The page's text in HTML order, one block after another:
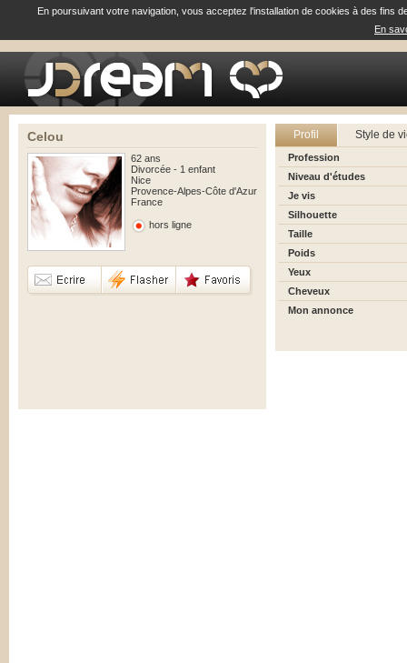
En poursuivant votre navigation, vous acceptez l'installation de cookies à des
En
Celou
62 ans
Divorcée - 1 enfant
Nice
Provence-Alpes-Côte d'Azur
France
hors ligne
Profil Style de
Profession
Niveau d'études
Je vis
Silhouette
Taille
Poids
Yeux
Cheveux
Mon annonce